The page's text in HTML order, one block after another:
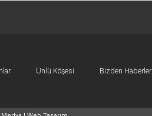
Ünlü Köşesi Bizden Haberler